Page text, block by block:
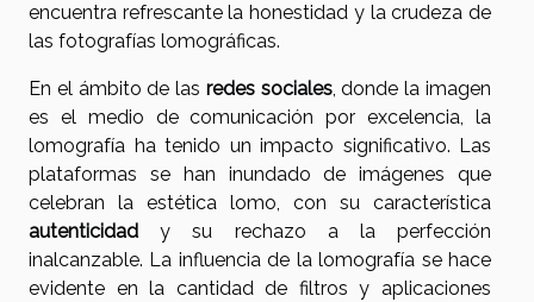
encuentra refrescante la honestidad y la crudeza de
las fotografías lomográficas.
En el ámbito de las redes sociales, donde la imagen
es el medio de comunicación por excelencia, la
lomografía ha tenido un impacto significativo. Las
plataformas se han inundado de imágenes que
celebran la estética lomo, con su característica
autenticidad y su rechazo a la perfección
inalcanzable. La influencia de la lomografía se hace
evidente en la cantidad de filtros y aplicaciones